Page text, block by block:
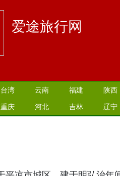
爱途旅行网
台湾 云南 福建 陕西
重庆 河北 吉林 辽宁